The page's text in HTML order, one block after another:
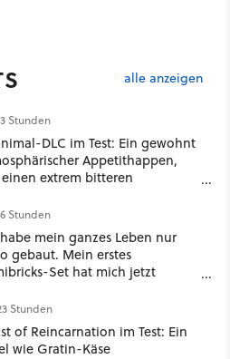
alle anzeigen
Stunden
DLC im Test: Ein gewohnt
Appetithappen,
extrem bitteren
Stunden
mein ganzes Leben nur
gebaut. Mein erstes
Set hat mich jetzt
im Test
Stunden
of Reincarnation im Test: Ein
wie Gratin-Käse